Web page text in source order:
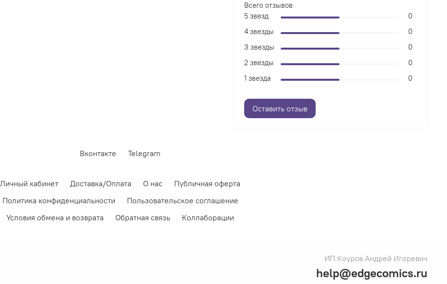
Всего отзывов
5 звезд
0
4 звезды
0
3 звезды
0
2 звезды
0
1 звезда
0
Оставить отзыв
Вконтакте Telegram
Личный кабинет Доставка/Оплата О нас
Публичная оферта
Политика конфиденциальности
Пользовательское соглашение
Условия обмена и возврата
Обратная связь Коллаборации
ИП Коуров Андрей Игоревич
help@edgecomics.ru